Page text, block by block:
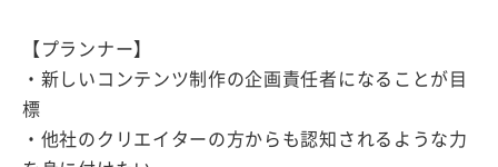
【プランナー】
・新しいコンテンツ制作の企画責任者になることが目
標
・他社のクリエイターの方からも認知されるような力